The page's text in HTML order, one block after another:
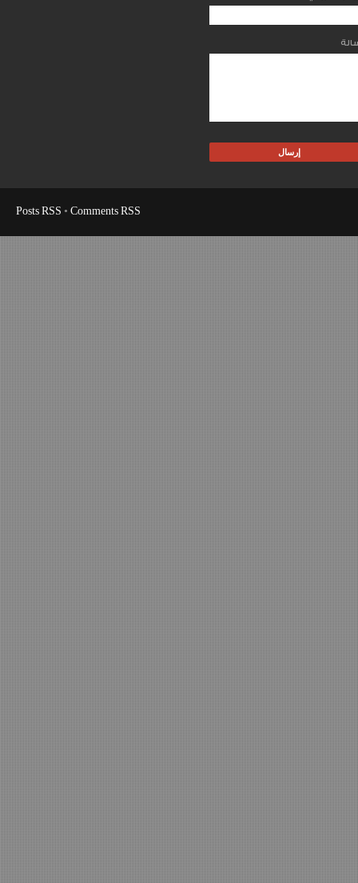
Posts RSS • Comments RSS